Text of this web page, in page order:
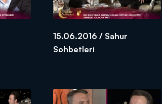
15.06.2016 / Sahur
Sohbetleri